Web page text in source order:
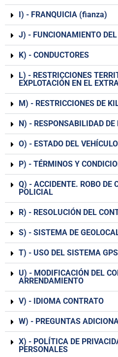
I) - FRANQUICIA (fianza)
J) - FUNCIONAMIENTO
K) - CONDUCTORES
L) - RESTRICCIONES
EXPLOTACIÓN EN EL
М) - RESTRICCIONES DE
N) - RESPONSABILIDAD
O) - ESTADO DEL VEHÍCULO
P) - TÉRMINOS Y
Q) - ACCIDENTE. ROBO DE
POLICIAL
R) - RESOLUCIÓN DEL
S) - SISTEMA DE
T) - USO DEL SISTEMA GPS
U) - MODIFICACIÓN DEL
ARRENDAMIENTO
V) - IDIOMA CONTRATO
W) - PREGUNTAS
X) - POLÍTICA DE
PERSONALES